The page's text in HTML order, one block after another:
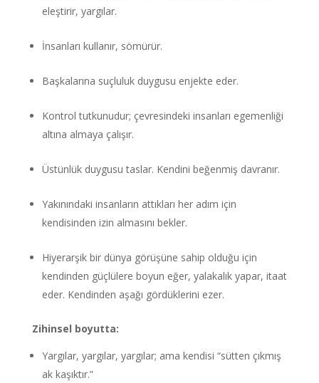
eleştirir, yargılar.
İnsanları kullanır, sömürür.
Başkalarına suçluluk duygusu enjekte eder.
Kontrol tutkunudur; çevresindeki insanları egemenliği
altına almaya çalışır.
Üstünlük duygusu taslar. Kendini beğenmiş davranır.
Yakınındaki insanların attıkları her adım için
kendisinden izin almasını bekler.
Hiyerarşik bir dünya görüşüne sahip olduğu için
kendinden güçlülere boyun eğer, yalakalık yapar, itaat
eder. Kendinden aşağı gördüklerini ezer.
Zihinsel boyutta:
Yargılar, yargılar, yargılar; ama kendisi “sütten çıkmış
ak kaşıktır.”